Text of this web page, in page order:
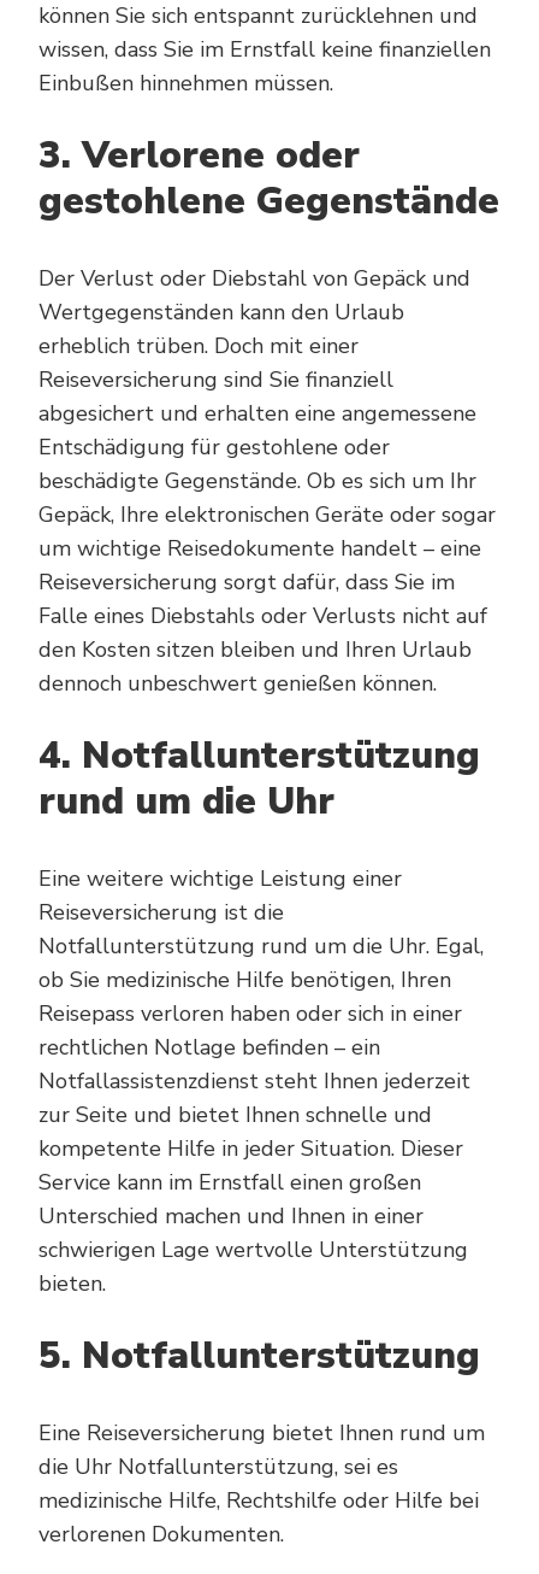
können Sie sich entspannt zurücklehnen und
wissen, dass Sie im Ernstfall keine finanziellen
Einbußen hinnehmen müssen.
3. Verlorene oder
gestohlene Gegenstände
Der Verlust oder Diebstahl von Gepäck und
Wertgegenständen kann den Urlaub
erheblich trüben. Doch mit einer
Reiseversicherung sind Sie finanziell
abgesichert und erhalten eine angemessene
Entschädigung für gestohlene oder
beschädigte Gegenstände. Ob es sich um Ihr
Gepäck, Ihre elektronischen Geräte oder sogar
um wichtige Reisedokumente handelt – eine
Reiseversicherung sorgt dafür, dass Sie im
Falle eines Diebstahls oder Verlusts nicht auf
den Kosten sitzen bleiben und Ihren Urlaub
dennoch unbeschwert genießen können.
4. Notfallunterstützung
rund um die Uhr
Eine weitere wichtige Leistung einer
Reiseversicherung ist die
Notfallunterstützung rund um die Uhr. Egal,
ob Sie medizinische Hilfe benötigen, Ihren
Reisepass verloren haben oder sich in einer
rechtlichen Notlage befinden – ein
Notfallassistenzdienst steht Ihnen jederzeit
zur Seite und bietet Ihnen schnelle und
kompetente Hilfe in jeder Situation. Dieser
Service kann im Ernstfall einen großen
Unterschied machen und Ihnen in einer
schwierigen Lage wertvolle Unterstützung
bieten.
5. Notfallunterstützung
Eine Reiseversicherung bietet Ihnen rund um
die Uhr Notfallunterstützung, sei es
medizinische Hilfe, Rechtshilfe oder Hilfe bei
verlorenen Dokumenten.